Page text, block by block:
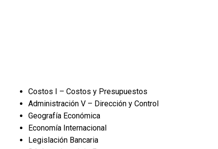
Costos I – Costos y Presupuestos
Administración V – Dirección y Control
Geografía Económica
Economía Internacional
Legislación Bancaria